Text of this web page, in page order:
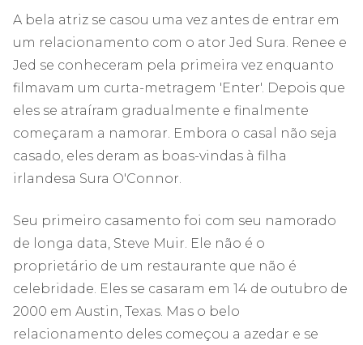
A bela atriz se casou uma vez antes de entrar em
um relacionamento com o ator Jed Sura. Renee e
Jed se conheceram pela primeira vez enquanto
filmavam um curta-metragem 'Enter'. Depois que
eles se atraíram gradualmente e finalmente
começaram a namorar. Embora o casal não seja
casado, eles deram as boas-vindas à filha
irlandesa Sura O'Connor.
Seu primeiro casamento foi com seu namorado
de longa data, Steve Muir. Ele não é o
proprietário de um restaurante que não é
celebridade. Eles se casaram em 14 de outubro de
2000 em Austin, Texas. Mas o belo
relacionamento deles começou a azedar e se